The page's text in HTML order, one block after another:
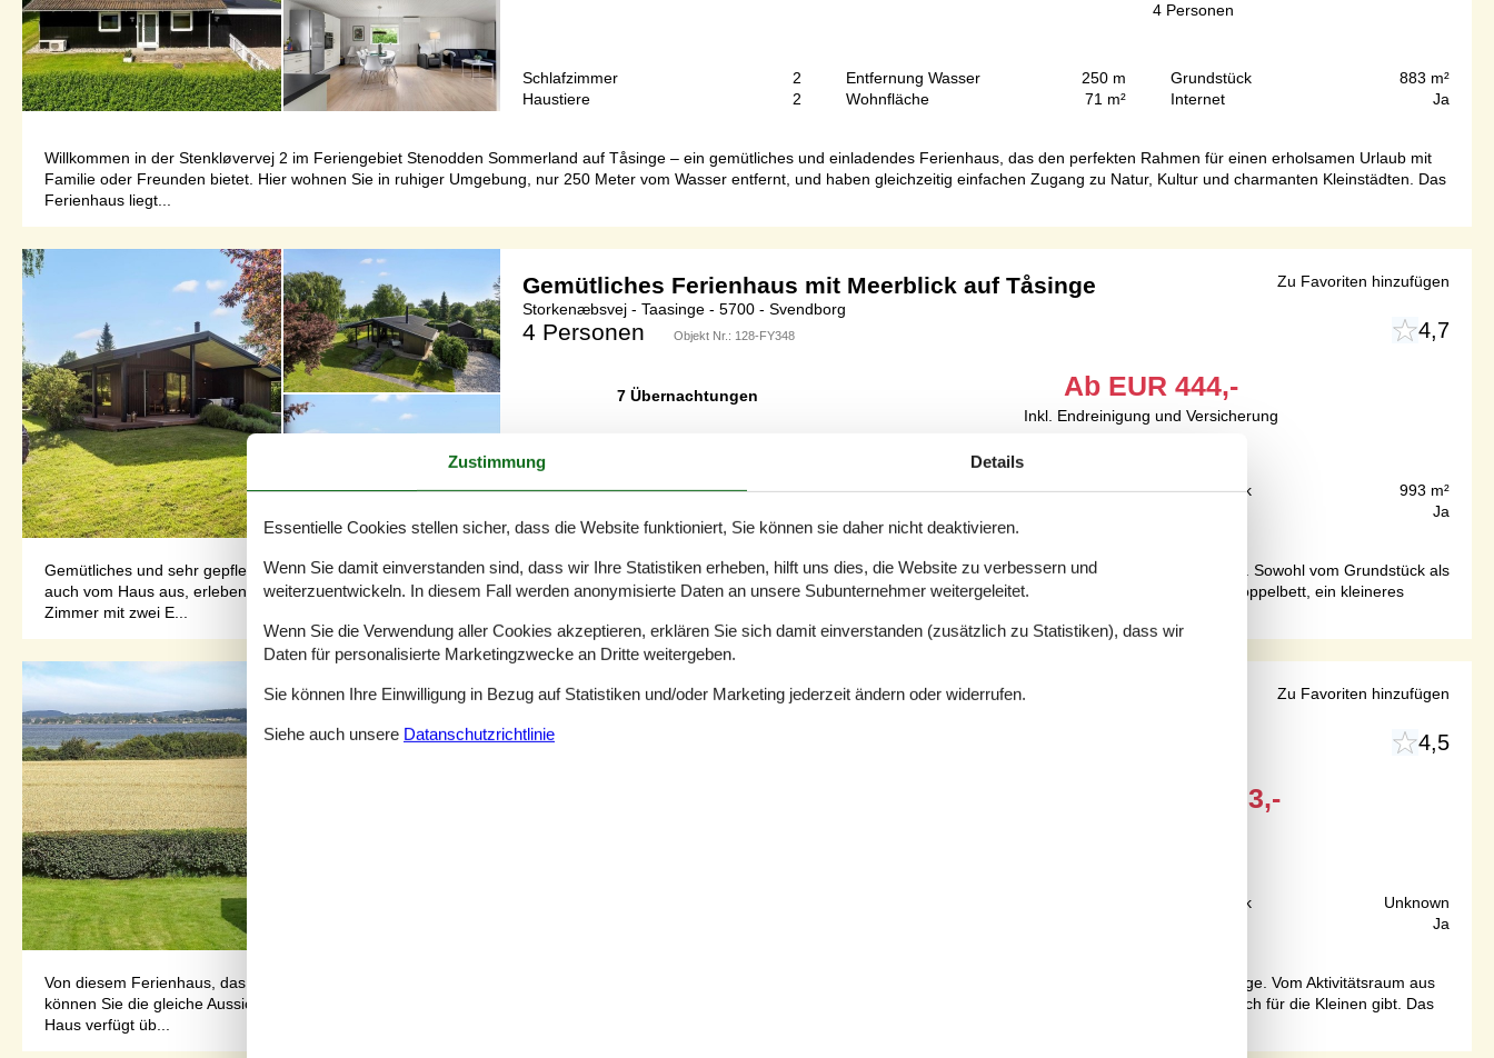
4 Personen
Schlafzimmer
2
Haustiere
2
Entfernung Wasser
250 m
Wohnfläche
71 m²
Grundstück
883 m²
Internet
Ja
Willkommen in der Stenkløvervej 2 im Feriengebiet Stenodden Sommerland auf Tåsinge – ein gemütliches und einladendes Ferienhaus, das den perfekten Rahmen für einen erholsamen Urlaub mit
Familie oder Freunden bietet. Hier wohnen Sie in ruhiger Umgebung, nur 250 Meter vom Wasser entfernt, und haben gleichzeitig einfachen Zugang zu Natur, Kultur und charmanten Kleinstädten. Das
Ferienhaus liegt...
Gemütliches Ferienhaus mit Meerblick auf Tåsinge
Storkenæbsvej - Taasinge - 5700 - Svendborg
4 Personen Objekt Nr.: 128-FY348 4,7
7 Übernachtungen Ab EUR 444,-
Inkl. Endreinigung und Versicherung
Schlafzimmer
2
Entfernung Wasser
125 m
Grundstück
993 m²
Ja
Gemütliches und sehr gepflegtes Ferienhaus, nur etwa 125 Meter vom kinderfreundlichen Strand entfernt, im großen, beliebten Ferienhausgebiet in Stenodden in Tåsinge. Sowohl vom Grundstück als
auch vom Haus aus, erleben Sie eine schöne Aussicht zu dem südfünischen Inselmeer "Det Sydfynske Øhav". Das Haus verfügt über einen Flur, ein großes Zimmer mit Doppelbett, ein kleineres
Zimmer mit zwei E...
Zu Favoriten hinzufügen
Ferienhaus mit Meerblick und Aktivitätsraum
8 Personen 4,5
623,-
Grundstück
Unknown
Ja
Von diesem Ferienhaus, das ca. 150 m vom Meer entfernt liegt, haben Sie einen atemberaubenden Panoramablick auf den Svendborgsund, Valdemars Schloss und Tåsinge. Vom Aktivitätsraum aus
können Sie die gleiche Aussicht vom Heimtrainer aus genießen. Das zweite Badezimmer befindet sich in Verbindung mit dem Aktivitätsraum, in dem es einen Brio-Wickeltisch für die Kleinen gibt. Das
Haus verfügt üb...
Zu Favoriten hinzufügen
Zustimmung Details
Essentielle Cookies stellen sicher, dass die Website funktioniert, Sie können sie daher nicht deaktivieren.
Wenn Sie damit einverstanden sind, dass wir Ihre Statistiken erheben, hilft uns dies, die Website zu verbessern und
weiterzuentwickeln. In diesem Fall werden anonymisierte Daten an unsere Subunternehmer weitergeleitet.
Wenn Sie die Verwendung aller Cookies akzeptieren, erklären Sie sich damit einverstanden (zusätzlich zu Statistiken), dass wir
Daten für personalisierte Marketingzwecke an Dritte weitergeben.
Sie können Ihre Einwilligung in Bezug auf Statistiken und/oder Marketing jederzeit ändern oder widerrufen.
Siehe auch unsere Datanschutzrichtlinie